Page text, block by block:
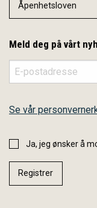
Åpenhetsloven
Meld deg på vårt
Se vår
Ja, jeg ønsker å